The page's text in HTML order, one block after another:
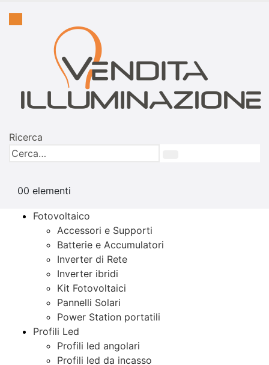
Ricerca
00 elementi
Fotovoltaico
Accessori e Supporti
Batterie e Accumulatori
Inverter di Rete
Inverter ibridi
Kit Fotovoltaici
Pannelli Solari
Power Station portatili
Profili Led
Profili led angolari
Profili led da incasso